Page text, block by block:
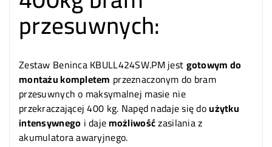
przesuwnych:
Zestaw Beninca KBULL424SW.PM jestgotowym do
montażu kompletem przeznaczonym do bram
przesuwnych o maksymalnej masie nie
przekraczającej 400 kg. Napęd nadaje się doużytku
intensywnego i dajemożliwośćzasilania z
akumulatora awaryjnego.